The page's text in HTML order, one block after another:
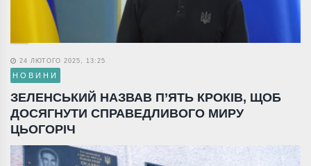
24 ЛЮТОГО 2025, 13:25
НОВИНИ
ЗЕЛЕНСЬКИЙ НАЗВАВ П’ЯТЬ КРОКІВ, ЩОБ
ДОСЯГНУТИ СПРАВЕДЛИВОГО МИРУ
ЦЬОГОРІЧ